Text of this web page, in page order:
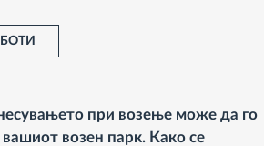
при возење може да го
возен парк. Како се